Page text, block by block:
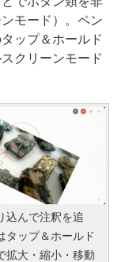
モード）。ペン
ップ＆ホールド
クリーンモード
込んで注釈を追
タップ＆ホールド
拡大・縮小・移動